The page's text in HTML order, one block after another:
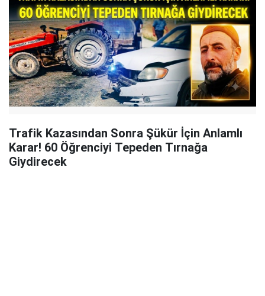
Trafik Kazasından Sonra Şükür İçin Anlamlı
Karar! 60 Öğrenciyi Tepeden Tırnağa
Giydirecek